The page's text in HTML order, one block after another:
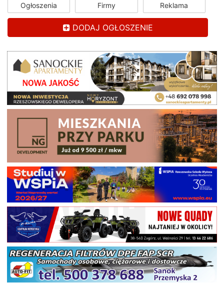
Ogłoszenia Firmy Reklama
DODAJ OGŁOSZENIE